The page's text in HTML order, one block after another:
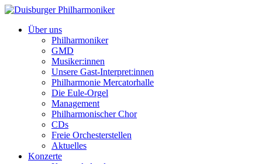
Über uns
Philharmoniker
GMD
Musiker:innen
Unsere Gast-Interpret:innen
Philharmonie Mercatorhalle
Die Eule-Orgel
Management
Philharmonischer Chor
CDs
Freie Orchesterstellen
Aktuelles
Konzerte